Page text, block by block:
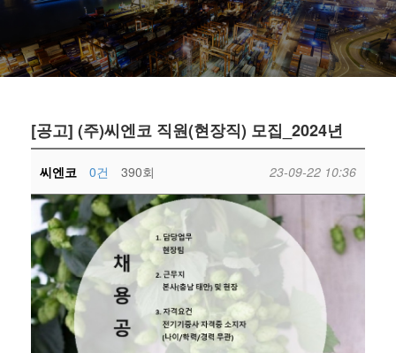
[공고] (주)씨엔코 직원(현장직) 모집_2024년
씨엔코 0건 390회 23-09-22 10:36